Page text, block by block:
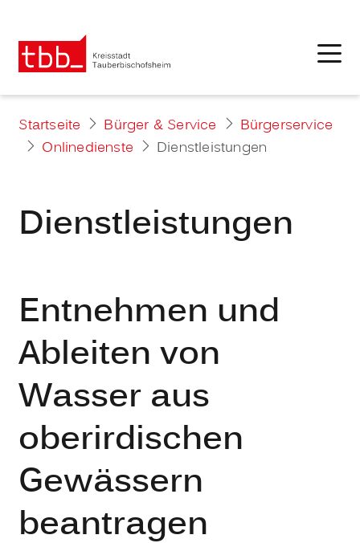
Startseite Bürger & Service
Bürgerservice
Onlinedienste
Dienstleistungen
Dienstleistungen
Entnehmen und
Ableiten von
Wasser aus
oberirdischen
Gewässern
beantragen